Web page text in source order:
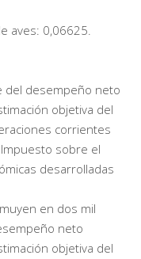
aves: 0,06625.
del desempeño neto
objetiva del
corrientes
sobre el
desarrolladas
en dos mil
neto
objetiva del